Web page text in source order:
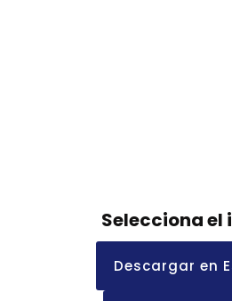
Selecciona el
Descargar en